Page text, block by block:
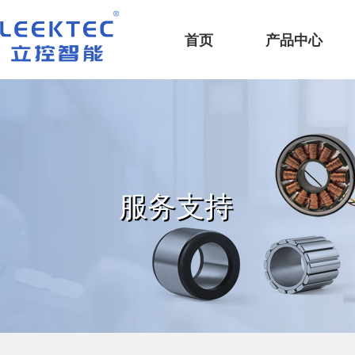
深圳市立控智能科技有限公司
首页
产品中心
服务支持